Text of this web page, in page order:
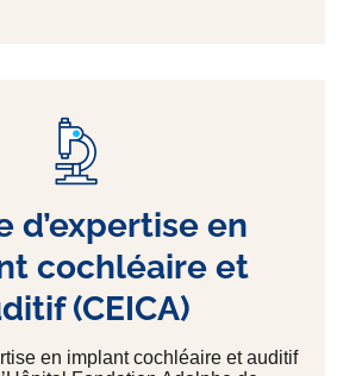
d’expertise en
cochléaire et
(CEICA)
en implant cochléaire et auditif